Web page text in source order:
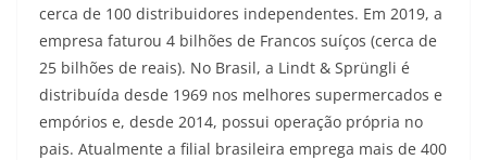
cerca de 100 distribuidores independentes. Em 2019, a
empresa faturou 4 bilhões de Francos suíços (cerca de
25 bilhões de reais). No Brasil, a Lindt & Sprüngli é
distribuída desde 1969 nos melhores supermercados e
empórios e, desde 2014, possui operação própria no
pais. Atualmente a filial brasileira emprega mais de 400